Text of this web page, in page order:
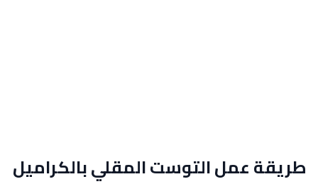
طريقة عمل التوست المقلي بالكراميل